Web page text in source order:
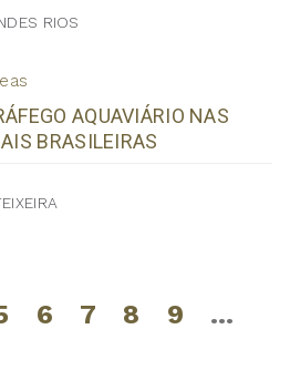
RIOS
AQUAVIÁRIO NAS
BRASILEIRAS
6 7 8 9 …